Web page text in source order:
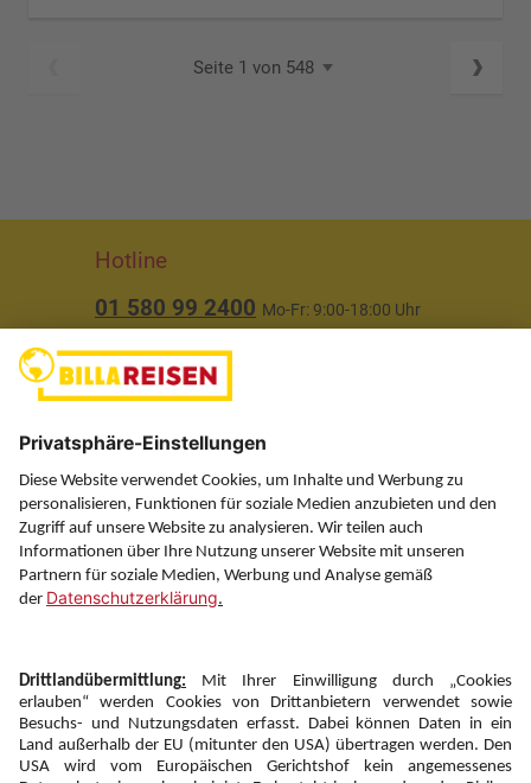
Seite 1 von 548
Hotline
01 580 99 2400 Mo-Fr: 9:00-18:00 Uhr
Über uns
Service
Information
Folgen Sie uns auf
Newsletter: